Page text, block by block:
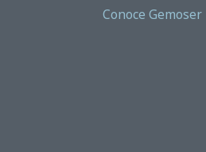
Conoce Gemoser